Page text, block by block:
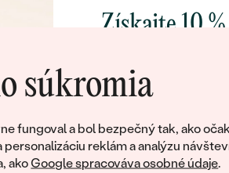
súkromia
fungoval a bol bezpečný tak, ako
reklám a analýzu
ako Google spracováva osobné údaje.
si už svojích majiteľov
Získajte 10
poctivo vyrábaných
Ako darček na
obratom pošleme